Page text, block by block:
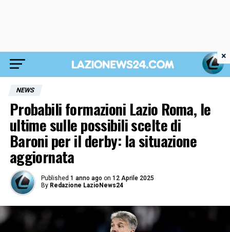
NEWS
Probabili formazioni Lazio Roma, le
ultime sulle possibili scelte di
Baroni per il derby: la situazione
aggiornata
Published 1 anno ago on 12 Aprile 2025
By Redazione LazioNews24
×